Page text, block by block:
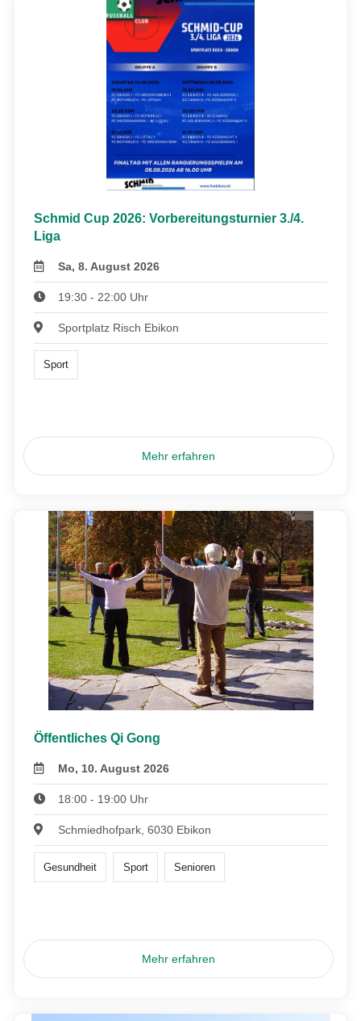
Schmid Cup 2026: Vorbereitungsturnier 3./4.
Liga
Sa, 8. August 2026
19:30 - 22:00 Uhr
Sportplatz Risch Ebikon
Sport
Mehr erfahren
Öffentliches Qi Gong
Mo, 10. August 2026
18:00 - 19:00 Uhr
Schmiedhofpark, 6030 Ebikon
Gesundheit Sport Senioren
Mehr erfahren